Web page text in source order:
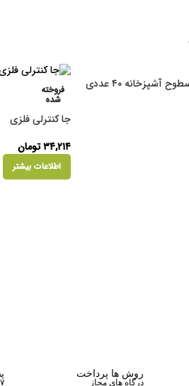
۴۰ عددی
فروخته
شده
جا کنترلی فلزی
۳۴,۲۱۴ تومان
اطلاعات بیشتر
روش ها پرداخت
درگاه های مجاز ۷ / ۲۴